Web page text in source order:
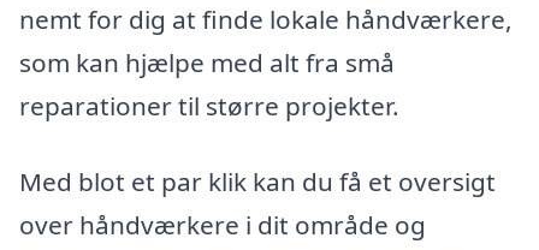
nemt for dig at finde lokale håndværkere,
som kan hjælpe med alt fra små
reparationer til større projekter.
Med blot et par klik kan du få et oversigt
over håndværkere i dit område og